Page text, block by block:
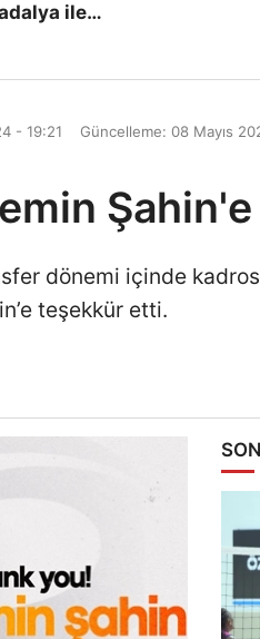
ile
- 19:21 Güncelleme: 08 Mayıs
dönemi içinde
teşekkür etti.